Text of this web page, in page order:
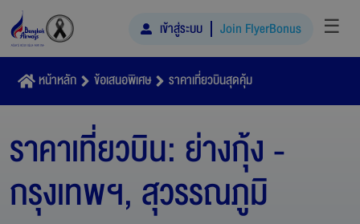
เข้าสู่ระบบ Join FlyerBonus ☰
หน้าหลัก ข้อเสนอพิเศษ ราคาเที่ยวบินสุดคุ้ม
ราคาเที่ยวบิน: ย่างกุ้ง -
กรุงเทพฯ, สุวรรณภูมิ